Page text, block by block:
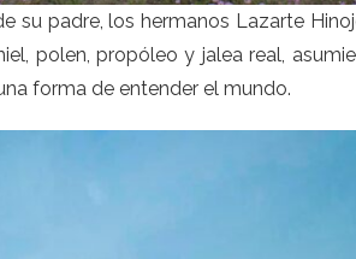
su padre, los hermanos Lazarte
polen, propóleo y jalea real,
forma de entender el mundo.